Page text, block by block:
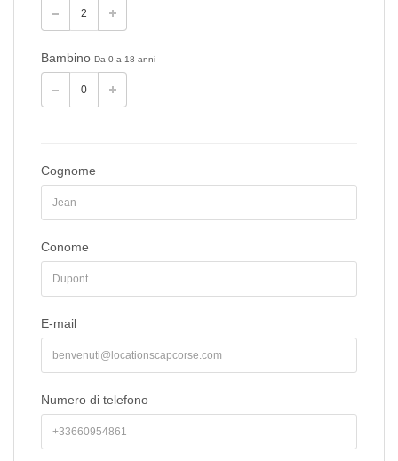
Bambino Da 0 a 18 anni
Cognome
Conome
E-mail
Numero di telefono